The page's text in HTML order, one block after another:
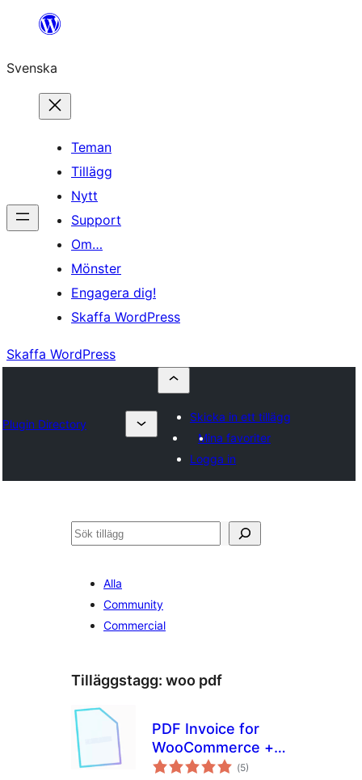
Hoppa
innehåll
Svenska
Teman
Tillägg
Nytt
Support
Om…
Mönster
Engagera dig!
Skaffa WordPress
Skaffa WordPress
Plugin Directory
Skicka in ett tillägg
Mina favoriter
Logga in
Sök
Alla
Community
Commercial
Tilläggstagg: woo pdf
PDF Invoice for
WooCommerce +
Drag and Drop
(Totalt
antal
5)